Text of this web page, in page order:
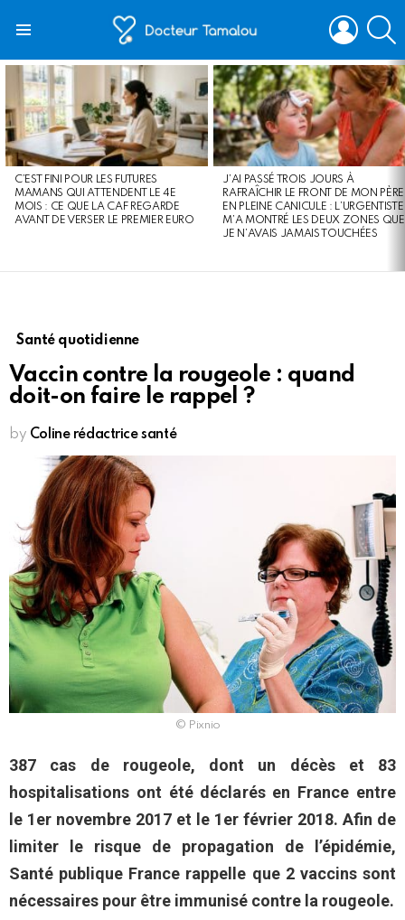
LOGIN
LATEST
STORIES
C’EST FINI POUR LES FUTURES
MAMANS QUI ATTENDENT LE 4E
MOIS : CE QUE LA CAF REGARDE
AVANT DE VERSER LE PREMIER EURO
J’AI PASSÉ TROIS JOURS À
RAFRAÎCHIR LE FRONT DE MON PÈRE
EN PLEINE CANICULE : L’URGENTISTE
M’A MONTRÉ LES DEUX ZONES QUE
JE N’AVAIS JAMAIS TOUCHÉES
Santé quotidienne
Vaccin contre la rougeole : quand
doit-on faire le rappel ?
by Coline rédactrice santé
© Pixnio
387 cas de rougeole, dont un décès et 83
hospitalisations ont été déclarés en France entre
le 1er novembre 2017 et le 1er février 2018. Afin de
limiter le risque de propagation de l’épidémie,
Santé publique France rappelle que 2 vaccins sont
nécessaires pour être immunisé contre la rougeole.